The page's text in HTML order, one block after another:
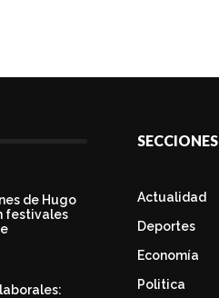
de Hugo
festivales
SECCIONES
Actualidad
Deportes
Economía
Politica